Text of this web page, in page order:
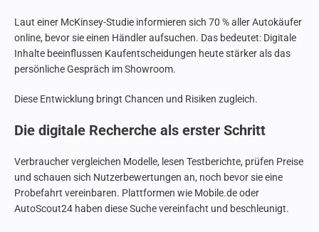
Laut einer McKinsey-Studie informieren sich 70 % aller Autokäufer
online, bevor sie einen Händler aufsuchen. Das bedeutet: Digitale
Inhalte beeinflussen Kaufentscheidungen heute stärker als das
persönliche Gespräch im Showroom.
Diese Entwicklung bringt Chancen und Risiken zugleich.
Die digitale Recherche als erster Schritt
Verbraucher vergleichen Modelle, lesen Testberichte, prüfen Preise
und schauen sich Nutzerbewertungen an, noch bevor sie eine
Probefahrt vereinbaren. Plattformen wie Mobile.de oder
AutoScout24 haben diese Suche vereinfacht und beschleunigt.